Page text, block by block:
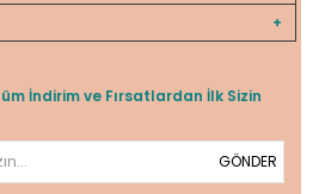
İndirim ve Fırsatlardan İlk Sizin
GÖNDER